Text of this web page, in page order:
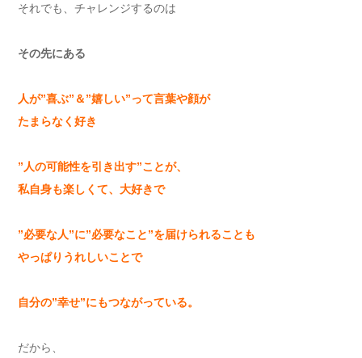
それでも、チャレンジするのは
その先にある
人が”喜ぶ” ＆”嬉しい”って言葉や顔が
たまらなく好き
” 人の可能性を引き出す”ことが、
私自身も楽しくて、大好きで
”必要な人”に”必要なこと”を届けられることも
やっぱりうれしいことで
自分の”幸せ”にもつながっている。
だから、